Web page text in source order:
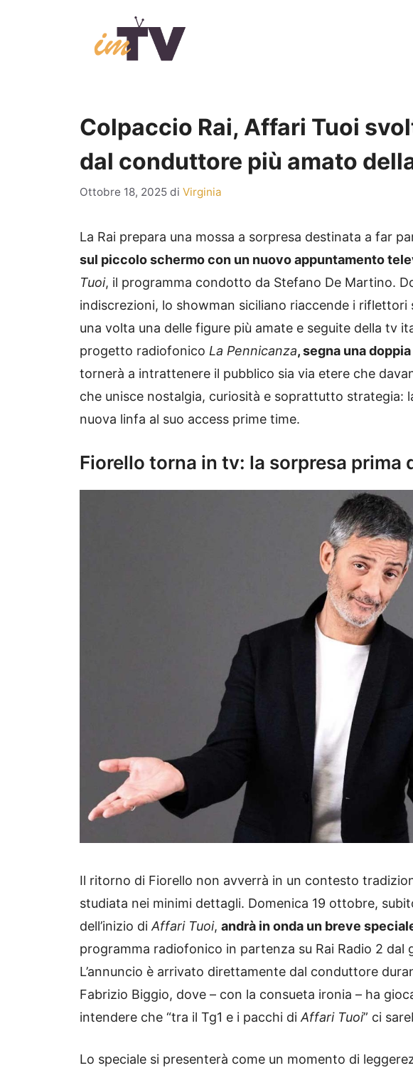
Colpaccio Rai, Affari Tuoi
dal conduttore più amato
Ottobre 18, 2025 di Virginia
La Rai prepara una mossa a sorpresa destinata a far
sul piccolo schermo con un nuovo appuntamento
Tuoi, il programma condotto da Stefano De Martino.
indiscrezioni, lo showman siciliano riaccende i riflettori
una volta una delle figure più amate e seguite della tv
progetto radiofonico La Pennicanza, segna una
tornerà a intrattenere il pubblico sia via etere che
che unisce nostalgia, curiosità e soprattutto strategia:
nuova linfa al suo access prime time.
Fiorello torna in tv: la sorpresa prima
Il ritorno di Fiorello non avverrà in un contesto
studiata nei minimi dettagli. Domenica 19 ottobre,
dell’inizio di Affari Tuoi, andrà in onda un breve
programma radiofonico in partenza su Rai Radio 2 dal
L’annuncio è arrivato direttamente dal conduttore
Fabrizio Biggio, dove – con la consueta ironia – ha
intendere che “tra il Tg1 e i pacchi di Affari Tuoi” ci
Lo speciale si presenterà come un momento di